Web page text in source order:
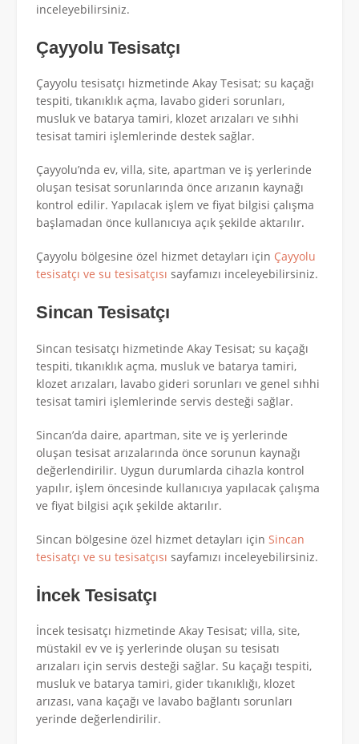
inceleyebilirsiniz.
Çayyolu Tesisatçı
Çayyolu tesisatçı hizmetinde Akay Tesisat; su kaçağı
tespiti, tıkanıklık açma, lavabo gideri sorunları,
musluk ve batarya tamiri, klozet arızaları ve sıhhi
tesisat tamiri işlemlerinde destek sağlar.
Çayyolu’nda ev, villa, site, apartman ve iş yerlerinde
oluşan tesisat sorunlarında önce arızanın kaynağı
kontrol edilir. Yapılacak işlem ve fiyat bilgisi çalışma
başlamadan önce kullanıcıya açık şekilde aktarılır.
Çayyolu bölgesine özel hizmet detayları için Çayyolu
tesisatçı ve su tesisatçısı sayfamızı inceleyebilirsiniz.
Sincan Tesisatçı
Sincan tesisatçı hizmetinde Akay Tesisat; su kaçağı
tespiti, tıkanıklık açma, musluk ve batarya tamiri,
klozet arızaları, lavabo gideri sorunları ve genel sıhhi
tesisat tamiri işlemlerinde servis desteği sağlar.
Sincan’da daire, apartman, site ve iş yerlerinde
oluşan tesisat arızalarında önce sorunun kaynağı
değerlendirilir. Uygun durumlarda cihazla kontrol
yapılır, işlem öncesinde kullanıcıya yapılacak çalışma
ve fiyat bilgisi açık şekilde aktarılır.
Sincan bölgesine özel hizmet detayları için Sincan
tesisatçı ve su tesisatçısı sayfamızı inceleyebilirsiniz.
İncek Tesisatçı
İncek tesisatçı hizmetinde Akay Tesisat; villa, site,
müstakil ev ve iş yerlerinde oluşan su tesisatı
arızaları için servis desteği sağlar. Su kaçağı tespiti,
musluk ve batarya tamiri, gider tıkanıklığı, klozet
arızası, vana kaçağı ve lavabo bağlantı sorunları
yerinde değerlendirilir.